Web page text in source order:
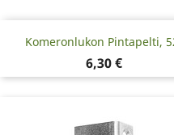
Komeronlukon Pintapelti,
Hinta
6,30 €
Pikakatselu